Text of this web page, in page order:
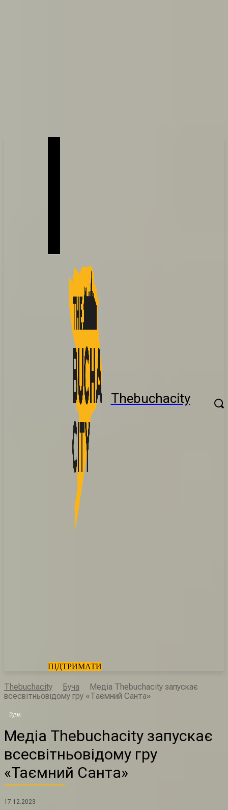
Thebuchacity
ПІДТРИМАТИ
Thebuchacity Буча
Медіа Thebuchacity запускає
всесвітньовідому гру «Таємний Санта»
Буча
Медіа Thebuchacity запускає
всесвітньовідому гру
«Таємний Санта»
17.12.2023